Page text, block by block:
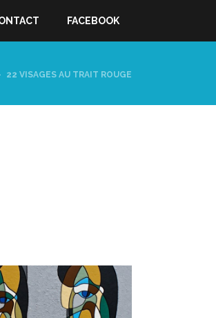
FACEBOOK
22 VISAGES AU TRAIT ROUGE